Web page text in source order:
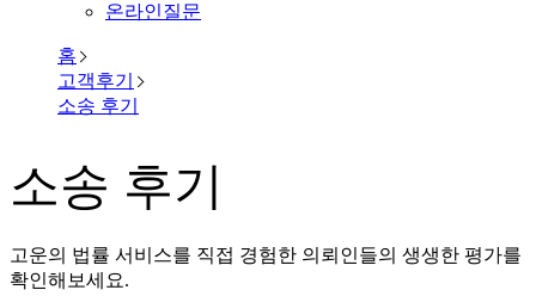
온라인질문
홈
고객후기
소송 후기
소송 후기
고운의 법률 서비스를 직접 경험한 의뢰인들의 생생한 평가를
확인해보세요.